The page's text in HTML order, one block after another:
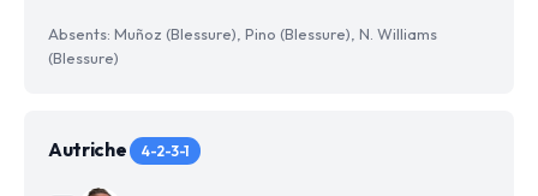
Absents: Muñoz (Blessure), Pino (Blessure), N. Williams
(Blessure)
Autriche 4-2-3-1